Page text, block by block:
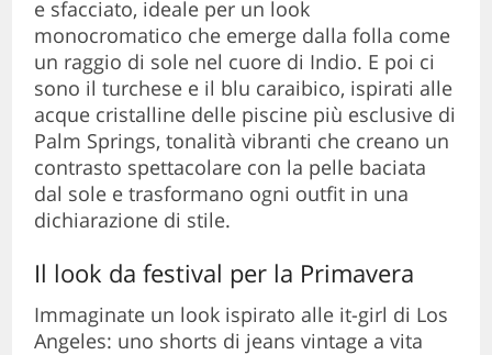
e sfacciato, ideale per un look
monocromatico che emerge dalla folla come
un raggio di sole nel cuore di Indio. E poi ci
sono il turchese e il blu caraibico, ispirati alle
acque cristalline delle piscine più esclusive di
Palm Springs, tonalità vibranti che creano un
contrasto spettacolare con la pelle baciata
dal sole e trasformano ogni outfit in una
dichiarazione di stile.
Il look da festival per la Primavera
Immaginate un look ispirato alle it-girl di Los
Angeles: uno shorts di jeans vintage a vita